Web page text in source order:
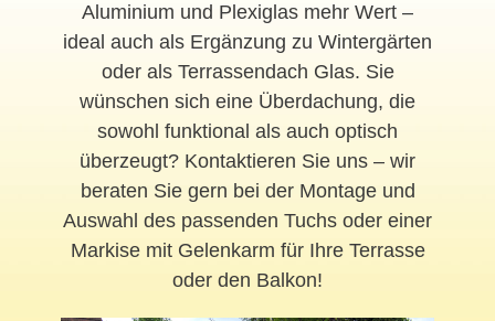
Aluminium und Plexiglas mehr Wert –
ideal auch als Ergänzung zu Wintergärten
oder als Terrassendach Glas. Sie
wünschen sich eine Überdachung, die
sowohl funktional als auch optisch
überzeugt? Kontaktieren Sie uns – wir
beraten Sie gern bei der Montage und
Auswahl des passenden Tuchs oder einer
Markise mit Gelenkarm für Ihre Terrasse
oder den Balkon!